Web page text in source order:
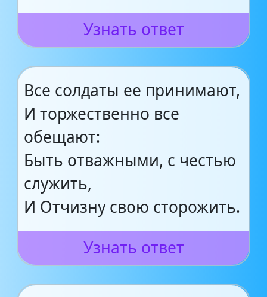
Узнать ответ
Все солдаты ее принимают,
И торжественно все
обещают:
Быть отважными, с честью
служить,
И Отчизну свою сторожить.
Узнать ответ